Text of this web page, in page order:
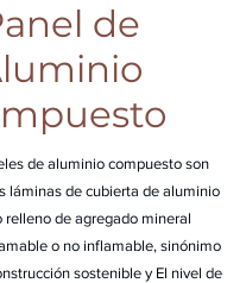
de
de aluminio compuesto son
láminas de cubierta de aluminio
relleno de agregado mineral
o no inflamable, sinónimo
sostenible y El nivel de